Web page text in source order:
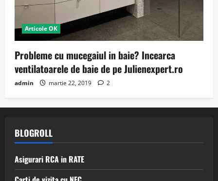
Articole OK
Probleme cu mucegaiul in baie? Incearca
ventilatoarele de baie de pe Julienexpert.ro
admin martie 22, 2019 2
BLOGROLL
Asigurari RCA in RATE